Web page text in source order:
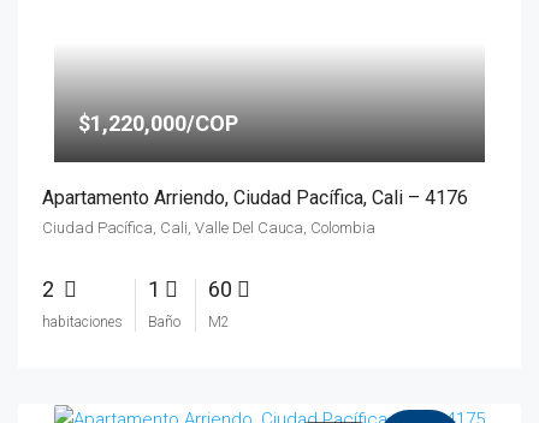
$1,220,000/COP
Apartamento Arriendo, Ciudad Pacífica, Cali – 4176
Ciudad Pacífica, Cali, Valle Del Cauca, Colombia
2
habitaciones
1
Baño
60
M2